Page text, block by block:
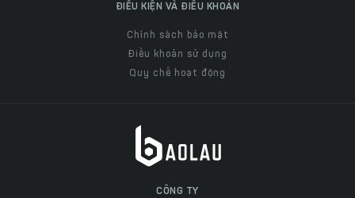
ĐIỀU KIỆN VÀ ĐIỀU KHOẢN
Chính sách bảo mật
Điều khoản sử dụng
Quy chế hoạt động
CÔNG TY